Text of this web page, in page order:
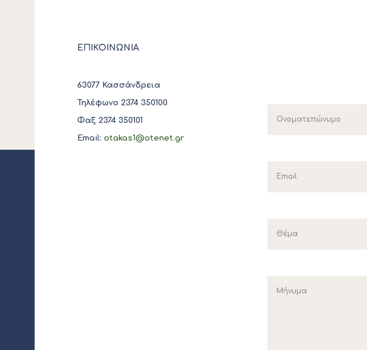
ΕΠΙΚΟΙΝΩΝΙΑ
63077 Κασσάνδρεια
Τηλέφωνο 2374 350100
Φαξ 2374 350101
Email: otakas1@otenet.gr